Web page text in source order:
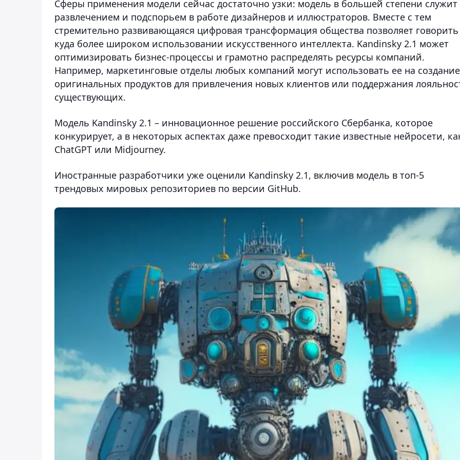
Сферы применения модели сейчас достаточно узки: модель в большей степени служит
развлечением и подспорьем в работе дизайнеров и иллюстраторов. Вместе с тем
стремительно развивающаяся цифровая трансформация общества позволяет
куда более широком использовании искусственного интеллекта. Kandinsky 2.1 может
оптимизировать бизнес-процессы и грамотно распределять ресурсы компаний.
Например, маркетинговые отделы любых компаний могут использовать ее на создание
оригинальных продуктов для привлечения новых клиентов или поддержания
существующих.
Модель Kandinsky 2.1 – инновационное решение российского Сбербанка, которое
конкурирует, а в некоторых аспектах даже превосходит такие известные нейросети,
ChatGPT или Midjourney.
Иностранные разработчики уже оценили Kandinsky 2.1, включив модель в топ-5
трендовых мировых репозиториев по версии GitHub.